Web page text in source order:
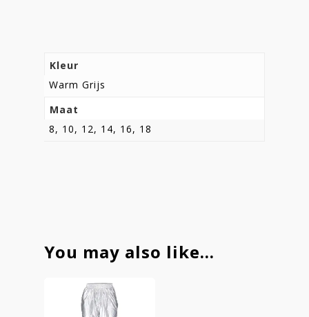
Kleur
Warm Grijs
Maat
8, 10, 12, 14, 16, 18
You may also like…